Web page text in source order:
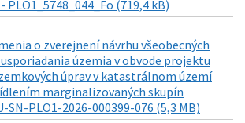
PLO1_5748_044_Fo (719,4 kB)
o zverejnení návrhu všeobecných
územia v obvode projektu
úprav v katastrálnom území
marginalizovaných skupín
PLO1-2026-000399-076 (5,3 MB)